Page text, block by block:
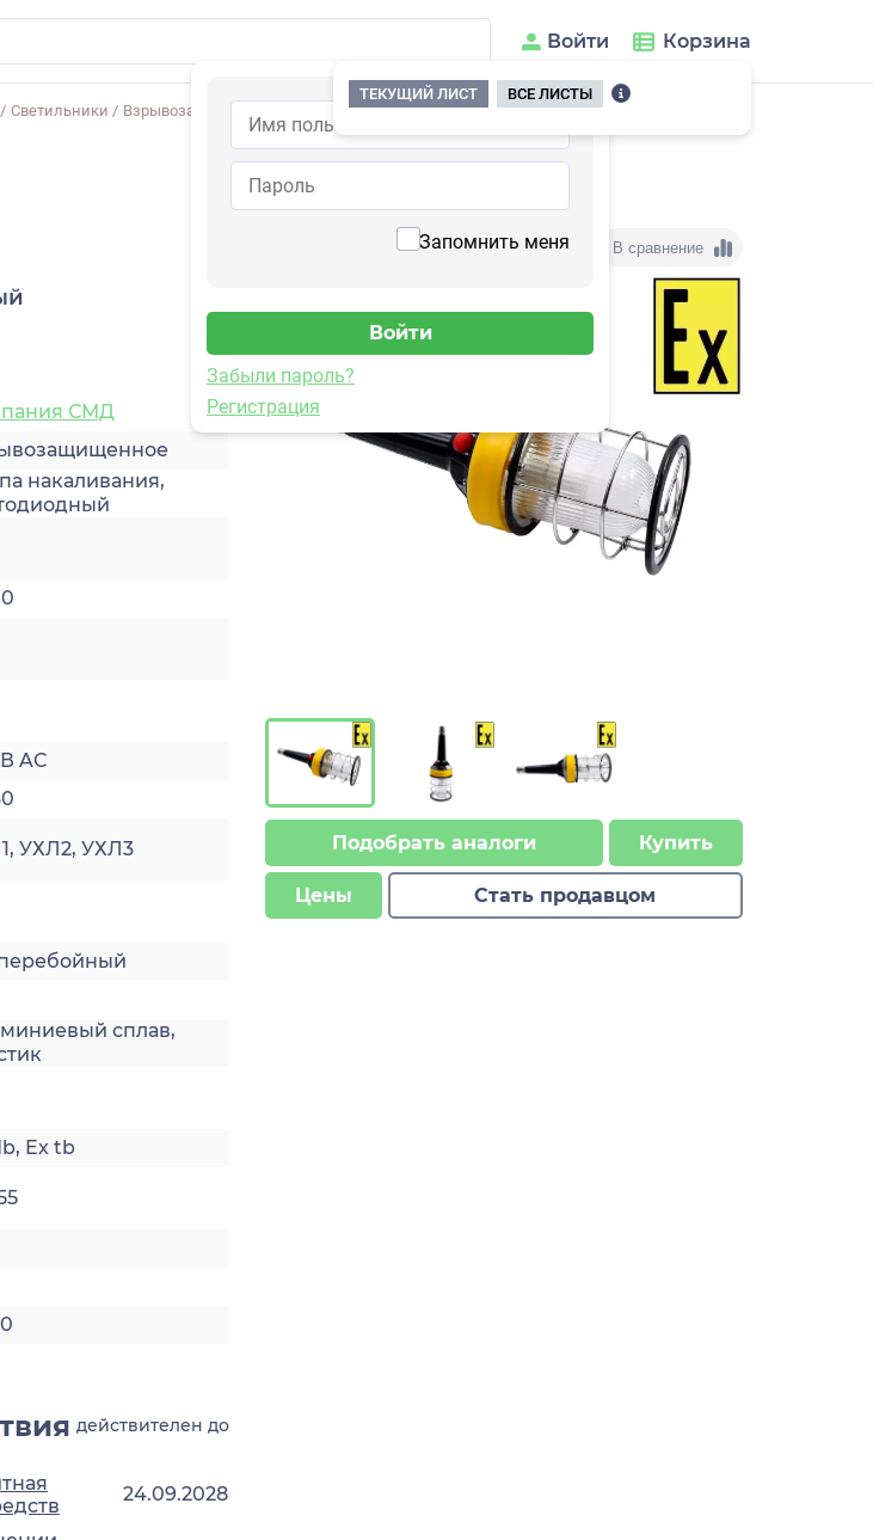
Войти
Запомнить меня
Забыли пароль?
Регистрация
Корзина
ТЕКУЩИЙ ЛИСТ
ВСЕ ЛИСТЫ
/ Светильники / Взрывозащищенное ЗЕНИТ МК 1.5
СМД
накаливания,
AC
УХЛ2, УХЛ3
сплав,
Ex tb
В сравнение
Подобрать аналоги Купить
Цены Стать продавцом
действителен до
24.09.2028